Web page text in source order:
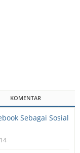
KOMENTAR
Sebagai Sosial